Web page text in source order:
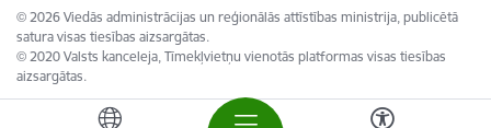
© 2026 Viedās administrācijas un reģionālās attīstības ministrija, publicētā
satura visas tiesības aizsargātas.
© 2020 Valsts kanceleja, Tīmekļvietņu vienotās platformas visas tiesības
aizsargātas.